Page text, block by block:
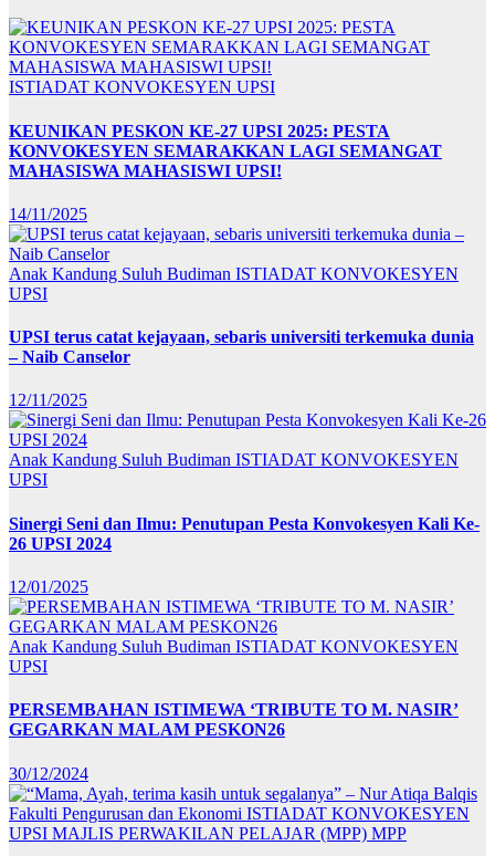
ISTIADAT KONVOKESYEN UPSI
KEUNIKAN PESKON KE-27 UPSI 2025: PESTA
KONVOKESYEN SEMARAKKAN LAGI SEMANGAT
MAHASISWA MAHASISWI UPSI!
14/11/2025
Anak Kandung Suluh Budiman ISTIADAT KONVOKESYEN
UPSI
UPSI terus catat kejayaan, sebaris universiti terkemuka dunia
– Naib Canselor
12/11/2025
Anak Kandung Suluh Budiman ISTIADAT KONVOKESYEN
UPSI
Sinergi Seni dan Ilmu: Penutupan Pesta Konvokesyen Kali Ke-
26 UPSI 2024
12/01/2025
Anak Kandung Suluh Budiman ISTIADAT KONVOKESYEN
UPSI
PERSEMBAHAN ISTIMEWA ‘TRIBUTE TO M. NASIR’
GEGARKAN MALAM PESKON26
30/12/2024
Fakulti Pengurusan dan Ekonomi ISTIADAT KONVOKESYEN
UPSI MAJLIS PERWAKILAN PELAJAR (MPP) MPP